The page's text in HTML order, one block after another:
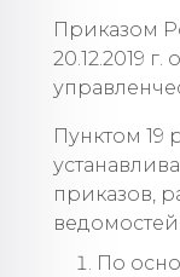
Приказом
20.12.2019
Пунктом 19
приказов,
ведомостей.
По